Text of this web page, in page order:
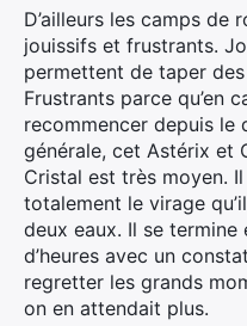
D’ailleurs les camps de
jouissifs et frustrants.
permettent de taper
Frustrants parce qu’en
recommencer depuis le
générale, cet Astérix et
Cristal est très moyen.
totalement le virage
deux eaux. Il se
d’heures avec un
regretter les grands
on en attendait plus.